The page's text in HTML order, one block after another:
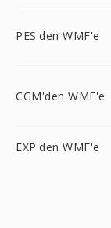
PES'den WMF'e
CGM'den WMF'e
EXP'den WMF'e